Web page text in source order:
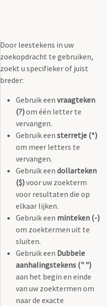
Door leestekens in uw
zoekopdracht te gebruiken,
zoekt u specifieker of juist
breder:
Gebruik een vraagteken
(?)om één letter te
vervangen.
Gebruik een sterretje (*)
om meer letters te
vervangen.
Gebruik een dollarteken
($)voor uw zoekterm
voor resultaten die op
elkaar lijken.
Gebruik een minteken (-)
om zoektermen uit te
sluiten.
Gebruik een Dubbele
aanhalingstekens (" ")
aan het begin en einde
van uw zoektermen om
naar de exacte